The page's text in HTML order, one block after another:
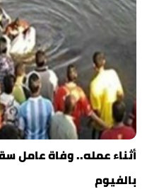
أثناء عمله.. وفاة
بالفيوم